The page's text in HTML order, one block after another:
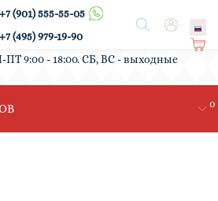
Поиск
+7 (901) 555-55-05
+7 (495) 979-19-90
Ко
ин
а
0
Вход
/
9:00 - 18:00. СБ, ВС - выходные